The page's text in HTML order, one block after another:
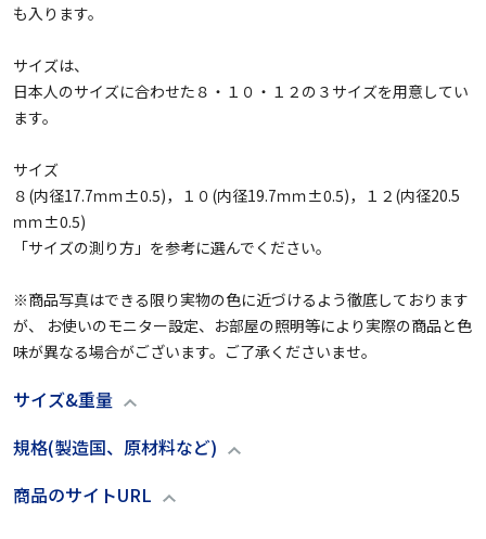
も入ります。
サイズは、
日本人のサイズに合わせた８・１０・１２の３サイズを用意してい
ます。
サイズ
８(内径17.7ｍｍ±0.5)，１０(内径19.7ｍｍ±0.5)，１２(内径20.5
ｍｍ±0.5)
「サイズの測り方」を参考に選んでください。
※商品写真はできる限り実物の色に近づけるよう徹底しております
が、 お使いのモニター設定、お部屋の照明等により実際の商品と色
味が異なる場合がございます。ご了承くださいませ。
サイズ&重量
規格(製造国、原材料など)
商品のサイトURL